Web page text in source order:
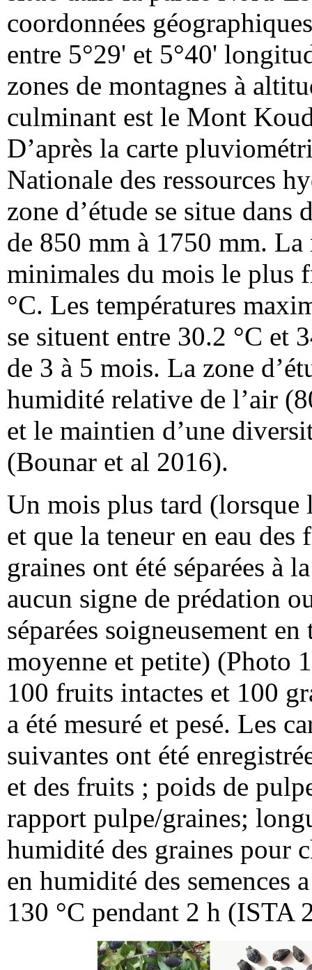
coordonnées
entre 5°29' et 5°40'
zones de montagnes à
culminant est le Mont
D’après la carte
Nationale des ressources
zone d’étude se situe
de 850 mm à 1750 mm. La
minimales du mois le plus
°C. Les températures
se situent entre 30.2 °C et
de 3 à 5 mois. La zone
humidité relative de l’air
et le maintien d’une
(Bounar et al 2016).
Un mois plus tard (lorsque
et que la teneur en eau
graines ont été séparées à
aucun signe de prédation
séparées soigneusement
moyenne et petite) (Photo
100 fruits intactes et 100
a été mesuré et pesé. Les
suivantes ont été
et des fruits ; poids de
rapport pulpe/graines;
humidité des graines pour
en humidité des semences
130 °C pendant 2 h (ISTA